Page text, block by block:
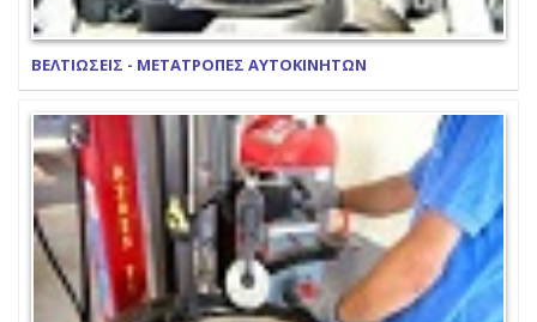
ΒΕΛΤΙΩΣΕΙΣ - ΜΕΤΑΤΡΟΠΕΣ ΑΥΤΟΚΙΝΗΤΩΝ